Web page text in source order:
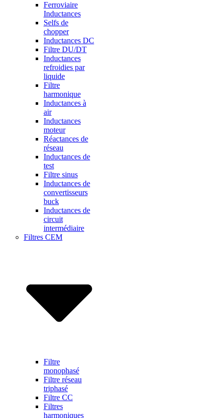
Ferroviaire
Inductances
Selfs de
chopper
Inductances DC
Filtre DU/DT
Inductances
refroidies par
liquide
Filtre
harmonique
Inductances à
air
Inductances
moteur
Réactances de
réseau
Inductances de
test
Filtre sinus
Inductances de
convertisseurs
buck
Inductances de
circuit
intermédiaire
Filtres CEM
Filtre
monophasé
Filtre réseau
triphasé
Filtre CC
Filtres
harmoniques